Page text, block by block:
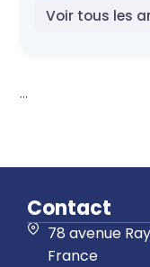
Voir tous les
...
Contact
78 avenue
France